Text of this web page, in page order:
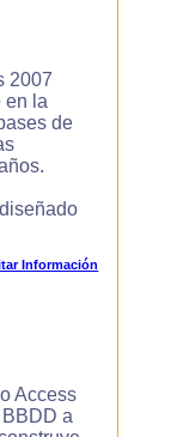
2007
en la
de
Información
Access
a